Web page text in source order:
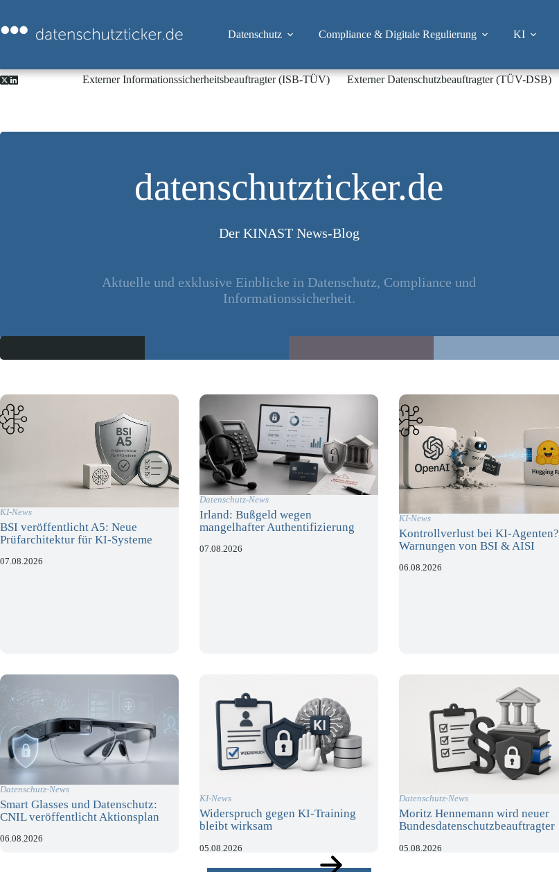
springen
Datenschutz Compliance & Digitale Regulierung KI
Externer Informationssicherheitsbeauftragter (ISB-TÜV) Externer Datenschutzbeauftragter (TÜV-DSB)
datenschutzticker.de
Der KINAST News-Blog
Aktuelle und exklusive Einblicke in Datenschutz, Compliance und
Informationssicherheit.
KI-News
BSI veröffentlicht A5: Neue
Prüfarchitektur für KI-Systeme
07.08.2026
Datenschutz-News
Irland: Bußgeld wegen
mangelhafter Authentifizierung
07.08.2026
KI-News
Kontrollverlust bei KI-Agenten?
Warnungen von BSI & AISI
06.08.2026
Datenschutz-News
Smart Glasses und Datenschutz:
CNIL veröffentlicht Aktionsplan
06.08.2026
KI-News
Widerspruch gegen KI-Training
bleibt wirksam
05.08.2026
Datenschutz-News
Moritz Hennemann wird neuer
Bundesdatenschutzbeauftragter
05.08.2026